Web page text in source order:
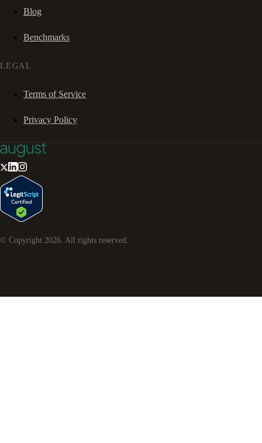
Blog
Benchmarks
LEGAL
Terms of Service
Privacy Policy
© Copyright 2026 . All rights reserved.